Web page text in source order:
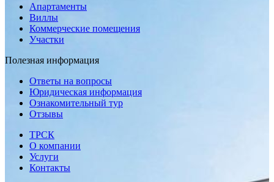
Апартаменты
Виллы
Коммерческие помещения
Участки
Полезная информация
Ответы на вопросы
Юридическая информация
Ознакомительный тур
Отзывы
ТРСК
О компании
Услуги
Контакты